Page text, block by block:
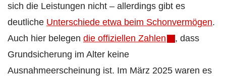
sich die Leistungen nicht – allerdings gibt es
deutliche Unterschiede etwa beim Schonvermögen.
Auch hier belegen die offiziellen Zahlen
, dass
Grundsicherung im Alter keine
Ausnahmeerscheinung ist. Im März 2025 waren es